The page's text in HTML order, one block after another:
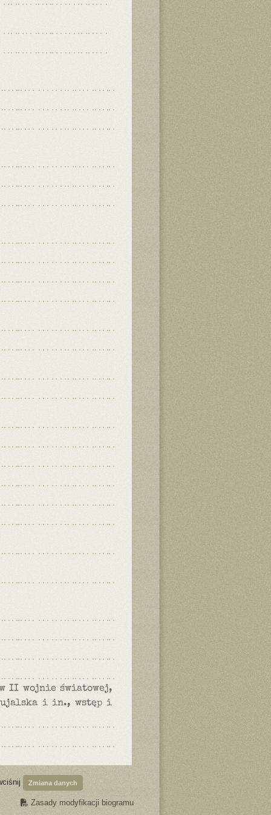
II wojnie światowej,
i in., wstęp i
Zmiana danych
Zasady modyfikacji biogramu